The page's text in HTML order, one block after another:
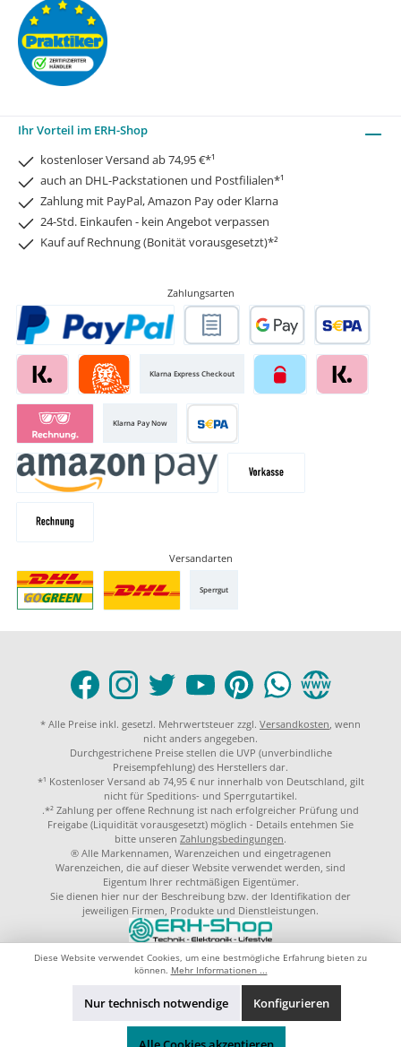
Ihr Vorteil im ERH-Shop
kostenloser Versand ab 74,95 €*¹
auch an DHL-Packstationen und Postfilialen*¹
Zahlung mit PayPal, Amazon Pay oder Klarna
24-Std. Einkaufen - kein Angebot verpassen
Kauf auf Rechnung (Bonität vorausgesetzt)*²
Zahlungsarten
Klarna Express Checkout
Klarna Pay Now
Versandarten
Sperrgut
* Alle Preise inkl. gesetzl. Mehrwertsteuer zzgl. Versandkosten, wenn
nicht anders angegeben.
Durchgestrichene Preise stellen die UVP (unverbindliche
Preisempfehlung) des Herstellers dar.
*¹ Kostenloser Versand ab 74,95 € nur innerhalb von Deutschland, gilt
nicht für Speditions- und Sperrgutartikel.
.*² Zahlung per offene Rechnung ist nach erfolgreicher Prüfung und
Freigabe (Liquidität vorausgesetzt) möglich - Details entehmen Sie
bitte unseren Zahlungsbedingungen.
® Alle Markennamen, Warenzeichen und eingetragenen
Warenzeichen, die auf dieser Website verwendet werden, sind
Eigentum Ihrer rechtmäßigen Eigentümer.
Sie dienen hier nur der Beschreibung bzw. der Identifikation der
jeweiligen Firmen, Produkte und Dienstleistungen.
Diese Website verwendet Cookies, um eine bestmögliche Erfahrung bieten zu
können. Mehr Informationen ...
Nur technisch notwendige Konfigurieren